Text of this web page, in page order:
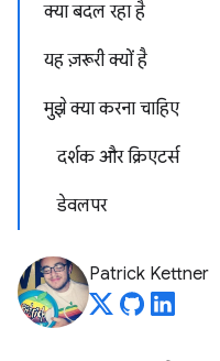
क्या बदल रहा है
यह ज़रूरी क्यों है
मुझे क्या करना चाहिए
दर्शक और क्रिएटर्स
डेवलपर
Patrick Kettner